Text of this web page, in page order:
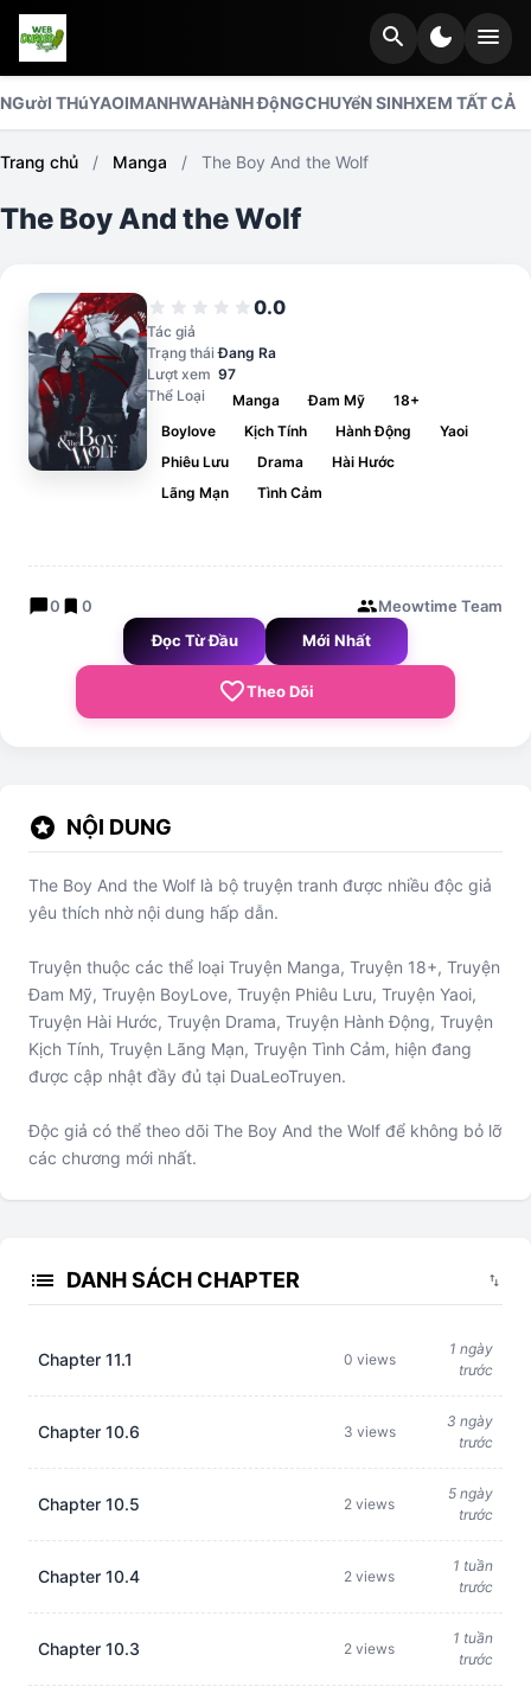
search dark_mode menu
NGườI THúYAOIMANHWAHàNH ĐộNGCHUYểN SINHXEM TẤT CẢ
Trang chủ / Manga / The Boy And the Wolf
The Boy And the Wolf
star star star star star 0.0
Tác giả
Trạng thái Đang Ra
Lượt xem 97
Thể Loại
Manga Đam Mỹ
18+
Boylove
Kịch Tính Hành Động
Yaoi
Phiêu Lưu
Drama
Hài Hước
Lãng Mạn
Tình Cảm
chat_bubble0 bookmark 0 groupMeowtime Team
Đọc Từ Đầu
Mới Nhất
favorite_borderTheo Dõi
stars NỘI DUNG
The Boy And the Wolf là bộ truyện tranh được nhiều độc giả
yêu thích nhờ nội dung hấp dẫn.
Truyện thuộc các thể loại Truyện Manga, Truyện 18+, Truyện
Đam Mỹ, Truyện BoyLove, Truyện Phiêu Lưu, Truyện Yaoi,
Truyện Hài Hước, Truyện Drama, Truyện Hành Động, Truyện
Kịch Tính, Truyện Lãng Mạn, Truyện Tình Cảm, hiện đang
được cập nhật đầy đủ tại DuaLeoTruyen.
Độc giả có thể theo dõi The Boy And the Wolf để không bỏ lỡ
các chương mới nhất.
list DANH SÁCH CHAPTER swap_vert
Chapter 11.1 0 views
1 ngày
trước
Chapter 10.6 3 views
3 ngày
trước
Chapter 10.5 2 views
5 ngày
trước
Chapter 10.4 2 views
1 tuần
trước
Chapter 10.3 2 views
1 tuần
trước